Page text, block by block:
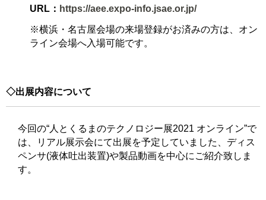
URL： https://aee.expo-info.jsae.or.jp/
※横浜・名古屋会場の来場登録がお済みの方は、オン
ライン会場へ入場可能です。
◇出展内容について
今回の“人とくるまのテクノロジー展2021 オンライン”で
は、リアル展示会にて出展を予定していました、ディス
ペンサ(液体吐出装置)や製品動画を中心にご紹介致しま
す。